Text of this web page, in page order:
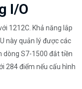
I/O
1212C. Khả năng lắp
này quản lý được các
dòng S7-1500 đắt tiền
284 điểm nếu cấu hình